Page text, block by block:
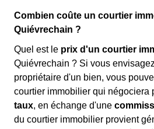
Combien coûte un courtier
Quiévrechain ?
Quel est le prix d'un courtier
Quiévrechain ? Si vous
propriétaire d'un bien, vous
courtier immobilier qui négociera
taux, en échange d'une
du courtier immobilier provient